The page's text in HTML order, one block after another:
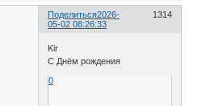
Поделиться 1314
2026-
05-02 08:26:33
Kir
С Днём рождения
0